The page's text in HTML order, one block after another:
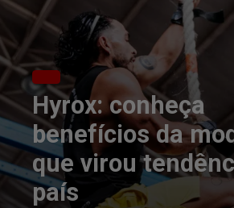
Hyrox: conheça
benefícios da
que virou
país